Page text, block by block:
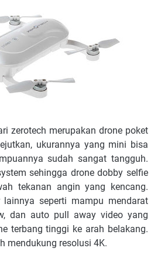
zerotech merupakan drone poket
ukurannya yang mini bisa
sudah sangat tangguh.
sehingga drone dobby selfie
tekanan angin yang kencang.
seperti mampu mendarat
dan auto pull away video yang
terbang tinggi ke arah belakang.
mendukung resolusi 4K.